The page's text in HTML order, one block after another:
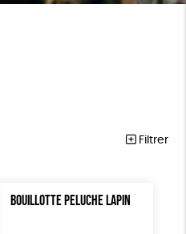
Filtrer
BOUILLOTTE PELUCHE LAPIN